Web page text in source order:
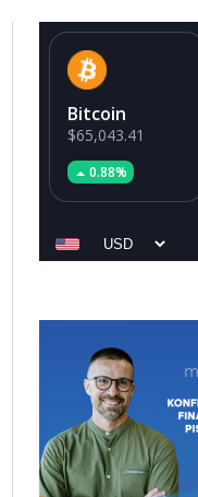
Bitcoin
$65,043.41
0.88%